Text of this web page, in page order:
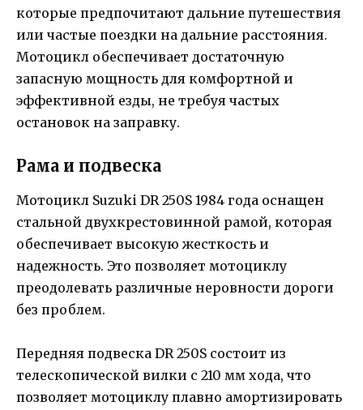
которые предпочитают дальние путешествия
или частые поездки на дальние расстояния.
Мотоцикл обеспечивает достаточную
запасную мощность для комфортной и
эффективной езды, не требуя частых
остановок на заправку.
Рама и подвеска
Мотоцикл Suzuki DR 250S 1984 года оснащен
стальной двухкрестовинной рамой, которая
обеспечивает высокую жесткость и
надежность. Это позволяет мотоциклу
преодолевать различные неровности дороги
без проблем.
Передняя подвеска DR 250S состоит из
телескопической вилки с 210 мм хода, что
позволяет мотоциклу плавно амортизировать